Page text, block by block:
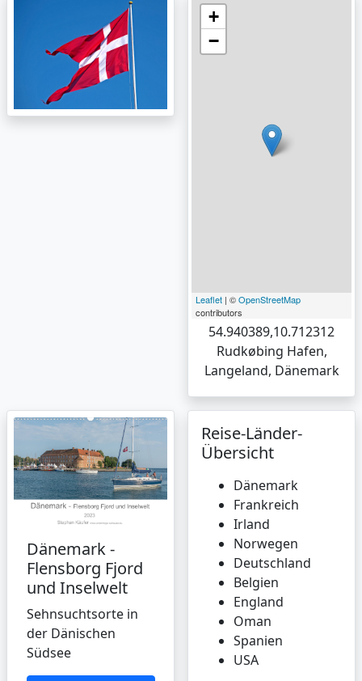
+
−
Leaflet | ©OpenStreetMap
contributors
54.940389,10.712312
Rudkøbing Hafen,
Langeland, Dänemark
Dänemark -
Flensborg Fjord
und Inselwelt
Sehnsuchtsorte in
der Dänischen
Südsee
Reise-Länder-
Übersicht
Dänemark
Frankreich
Irland
Norwegen
Deutschland
Belgien
England
Oman
Spanien
USA